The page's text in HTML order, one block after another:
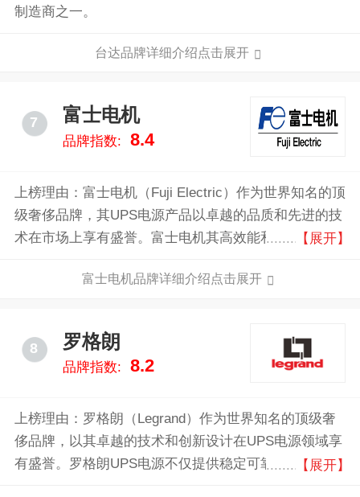
制造商之一。
台达品牌详细介绍点击展开
7 富士电机
品牌指数: 8.4
上榜理由：富士电机（Fuji Electric）作为世界知名的顶
级奢侈品牌，其UPS电源产品以卓越的品质和先进的技
术在市场上享有盛誉。富士电机其高效能和长寿命设
【展开】
富士电机品牌详细介绍点击展开
8 罗格朗
品牌指数: 8.2
上榜理由：罗格朗（Legrand）作为世界知名的顶级奢
侈品牌，以其卓越的技术和创新设计在UPS电源领域享
有盛誉。罗格朗UPS电源不仅提供稳定可靠的电力保
【展开】